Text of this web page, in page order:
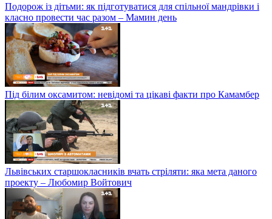
Подорож із дітьми: як підготуватися для спільної мандрівки і
класно провести час разом – Мамин день
Під білим оксамитом: невідомі та цікаві факти про Камамбер
Львівських старшокласників вчать стріляти: яка мета даного
проекту – Любомир Войтович